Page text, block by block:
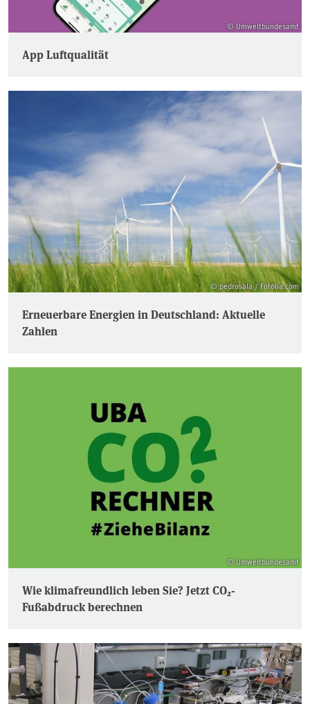
© Umweltbundesamt
App Luftqualität
© pedrosala / Fotolia.com
Erneuerbare Energien in Deutschland: Aktuelle
Zahlen
© Umweltbundesamt
Wie klimafreundlich leben Sie? Jetzt CO₂-
Fußabdruck berechnen